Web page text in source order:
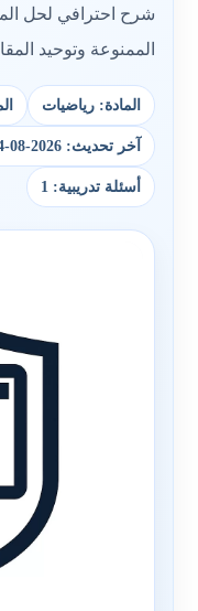
شرح احترافي لحل
الممنوعة وتوحيد
المادة: رياضيات
آخر تحديث: 2026-08-04
أسئلة تدريبية: 1